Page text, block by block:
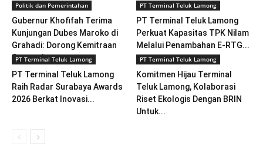
Politik dan Pemerintahan
Gubernur Khofifah Terima
Kunjungan Dubes Maroko di
Grahadi: Dorong Kemitraan
Strategis...
PT Terminal Teluk Lamong
PT Terminal Teluk Lamong
Perkuat Kapasitas TPK Nilam
Melalui Penambahan E-RTG...
PT Terminal Teluk Lamong
PT Terminal Teluk Lamong
Raih Radar Surabaya Awards
2026 Berkat Inovasi...
PT Terminal Teluk Lamong
Komitmen Hijau Terminal
Teluk Lamong, Kolaborasi
Riset Ekologis Dengan BRIN
Untuk...